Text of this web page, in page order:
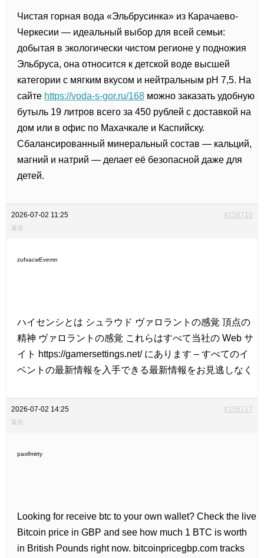
Чистая горная вода «Эльбрусинка» из Карачаево-
Черкесии — идеальный выбор для всей семьи:
добытая в экологически чистом регионе у подножия
Эльбруса, она относится к детской воде высшей
категории с мягким вкусом и нейтральным pH 7,5. На
сайте https://voda-s-gor.ru/168 можно заказать удобную
бутыль 19 литров всего за 450 рублей с доставкой на
дом или в офис по Махачкале и Каспийску.
Сбалансированный минеральный состав — кальций,
магний и натрий — делает её безопасной даже для
детей.
2026-07-02 11:25 #156710
返信
zufxacwEvemn
ハイセンシとは シュラウド ヴァロラントの感覚 頂点の
精神 ヴァロラントの感覚 これらはすべて当社の Web サ
イト https://gamersettings.net/ にあります – すべてのイ
ベントの最新情報を入手できる最新情報をお見逃しなく
2026-07-02 14:25 #156717
返信
paxifmirty
Looking for receive btc to your own wallet? Check the live
Bitcoin price in GBP and see how much 1 BTC is worth
in British Pounds right now. bitcoinpricegbp.com tracks